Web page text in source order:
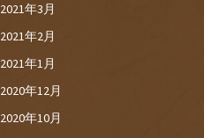
2021年3月
2021年2月
2021年1月
2020年12月
2020年10月